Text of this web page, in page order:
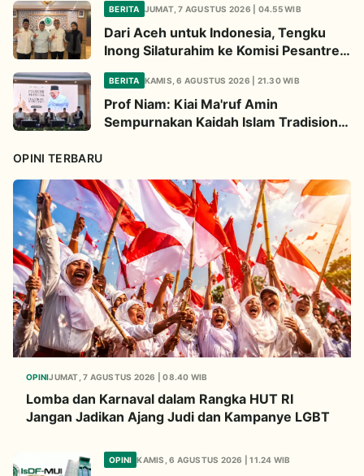
BERITA JUMAT, 7 AGUSTUS 2026 | 04.55 WIB
Dari Aceh untuk Indonesia, Tengku
Inong Silaturahim ke Komisi Pesantren
MUI Perkuat Dakwah Ekologi
BERITA KAMIS, 6 AGUSTUS 2026 | 21.30 WIB
Prof Niam: Kiai Ma'ruf Amin
Sempurnakan Kaidah Islam Tradisional
OPINI TERBARU
OPINIJUMAT, 7 AGUSTUS 2026 | 08.40 WIB
Lomba dan Karnaval dalam Rangka HUT RI
Jangan Jadikan Ajang Judi dan Kampanye LGBT
OPINI KAMIS, 6 AGUSTUS 2026 | 11.24 WIB